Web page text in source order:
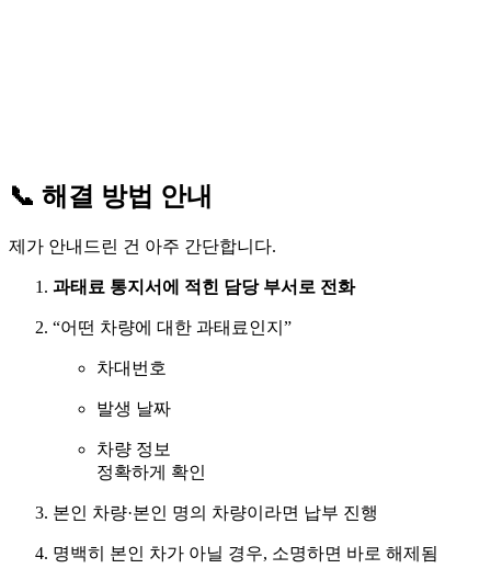
📞 해결 방법 안내
제가 안내드린 건 아주 간단합니다.
과태료 통지서에 적힌 담당 부서로 전화
“어떤 차량에 대한 과태료인지”
차대번호
발생 날짜
차량 정보
정확하게 확인
본인 차량·본인 명의 차량이라면 납부 진행
명백히 본인 차가 아닐 경우, 소명하면 바로 해제됨